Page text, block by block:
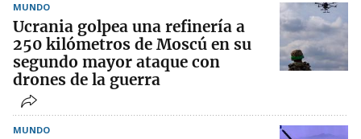
MUNDO
Ucrania golpea una refinería a
250 kilómetros de Moscú en su
segundo mayor ataque con
drones de la guerra
MUNDO